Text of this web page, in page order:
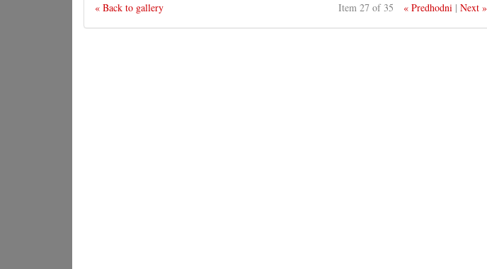
« Back to gallery
Item 27 of 35 « Predhodni |Next »